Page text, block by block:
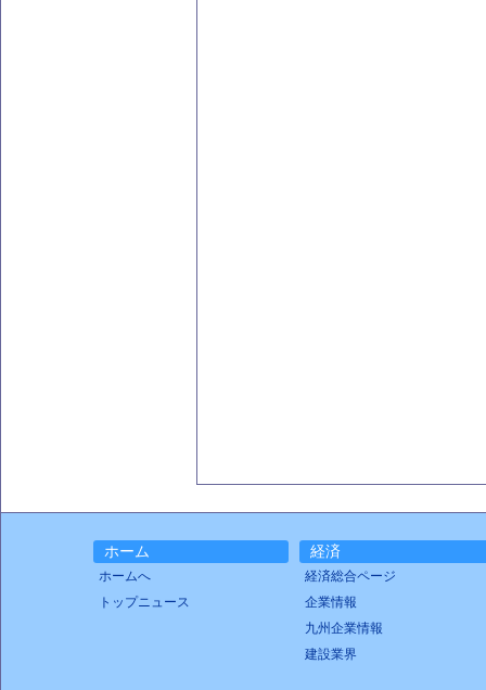
ホーム
ホームへ
トップニュース
経済
経済総合ページ
企業情報
九州企業情報
建設業界